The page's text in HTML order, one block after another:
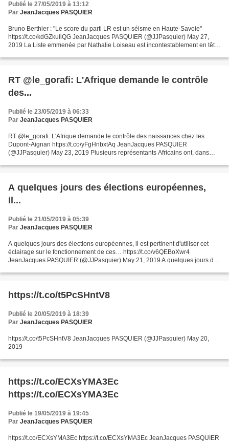
Publié le 27/05/2019 à 13:12
Par JeanJacques PASQUIER
Bruno Berthier : "Le score du parti LR est un séisme en Haute-Savoie"
https://t.co/kdGZkuIiQG JeanJacques PASQUIER (@JJPasquier) May 27,
2019 La Liste emmenée par Nathalie Loiseau est incontestablement en tête
RT @le_gorafi: L'Afrique demande le contrôle
des...
Publié le 23/05/2019 à 06:33
Par JeanJacques PASQUIER
RT @le_gorafi: L'Afrique demande le contrôle des naissances chez les
Dupont-Aignan https://t.co/yFgHnbxtAq JeanJacques PASQUIER
(@JJPasquier) May 23, 2019 Plusieurs représentants Africains ont, dans
A quelques jours des élections européennes,
il...
Publié le 21/05/2019 à 05:39
Par JeanJacques PASQUIER
A quelques jours des élections européennes, il est pertinent d'utiliser cet
éclairage sur le fonctionnement de ces… https://t.co/v6QEBoXwr4
JeanJacques PASQUIER (@JJPasquier) May 21, 2019 A quelques jours des
https://t.co/t5PcSHntV8
Publié le 20/05/2019 à 18:39
Par JeanJacques PASQUIER
https://t.co/t5PcSHntV8 JeanJacques PASQUIER (@JJPasquier) May 20,
2019
https://t.co/ECXsYMA3Ec
https://t.co/ECXsYMA3Ec
Publié le 19/05/2019 à 19:45
Par JeanJacques PASQUIER
https://t.co/ECXsYMA3Ec https://t.co/ECXsYMA3Ec JeanJacques PASQUIER